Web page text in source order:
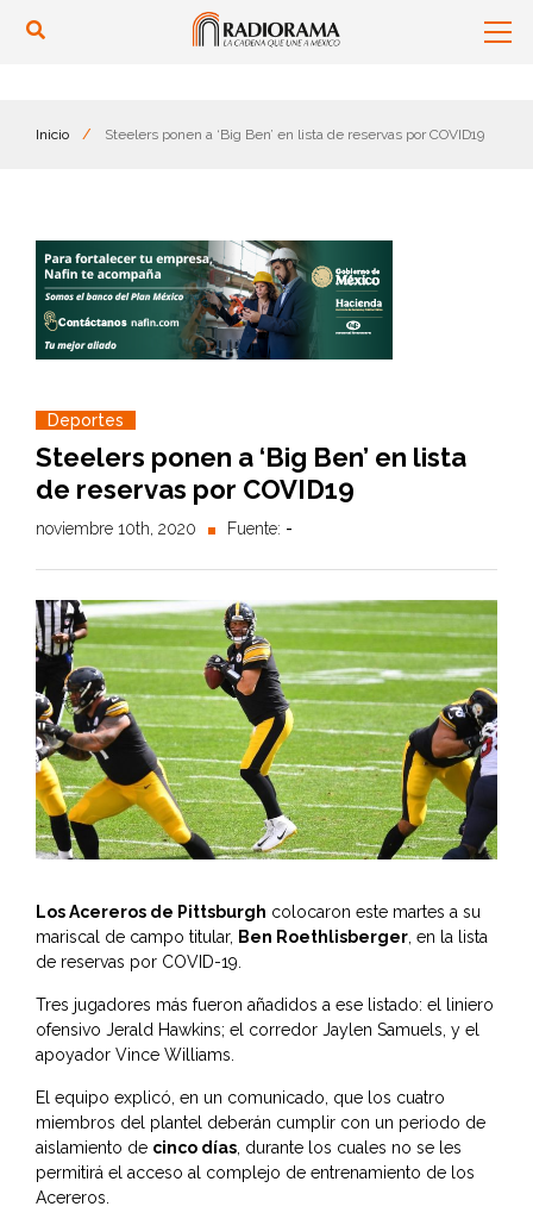
Inicio / Steelers ponen a ‘Big Ben’ en lista de reservas por COVID19
Deportes
Steelers ponen a ‘Big Ben’ en lista
de reservas por COVID19
noviembre 10th, 2020 Fuente: -
Los Acereros de Pittsburgh colocaron este martes a su
mariscal de campo titular, Ben Roethlisberger, en la lista
de reservas por COVID-19.
Tres jugadores más fueron añadidos a ese listado: el liniero
ofensivo Jerald Hawkins; el corredor Jaylen Samuels, y el
apoyador Vince Williams.
El equipo explicó, en un comunicado, que los cuatro
miembros del plantel deberán cumplir con un periodo de
aislamiento de cinco días, durante los cuales no se les
permitirá el acceso al complejo de entrenamiento de los
Acereros.